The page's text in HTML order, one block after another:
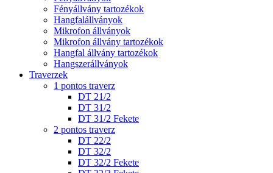
Fényállvány tartozékok
Hangfalállványok
Mikrofon állványok
Mikrofon állvány tartozékok
Hangfal állvány tartozékok
Hangszerállványok
Traverzek
1 pontos traverz
DT 21/2
DT 31/2
DT 31/2 Fekete
2 pontos traverz
DT 22/2
DT 32/2
DT 32/2 Fekete